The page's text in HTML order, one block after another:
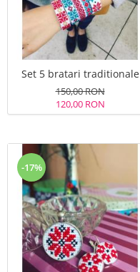
Set 5 bratari traditionale
150,00 RON
120,00 RON
-17%